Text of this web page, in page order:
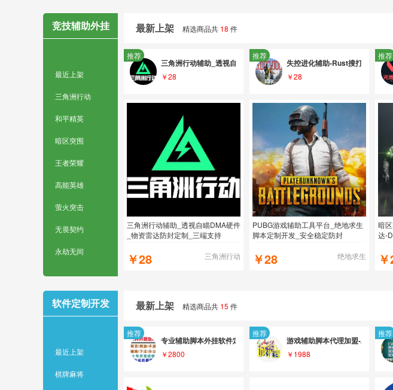
竞技辅助外挂
最近上架
三角洲行动
和平精英
暗区突围
王者荣耀
高能英雄
萤火突击
无畏契约
永劫无间
最新上架 精选商品共 18 件
推荐
三角洲行动辅助_透视自瞄DMA硬件_物资雷达防封定制_三端支持
￥28
推荐
失控进化辅助-Rust搜打拆脚本
￥28
推荐
三角洲行动辅助_透视自瞄DMA硬件
_物资雷达防封定制_三端支持
￥28 三角洲行动
PUBG游戏辅助工具平台_绝地求生
脚本定制开发_安全稳定防封
￥28 绝地求生
暗
达-
软件定制开发
最近上架
棋牌麻将
最新上架 精选商品共 15 件
推荐
专业辅助脚本外挂软件定制开发
￥2800
推荐
游戏辅助脚本代理加盟-助您月
￥1988
推荐